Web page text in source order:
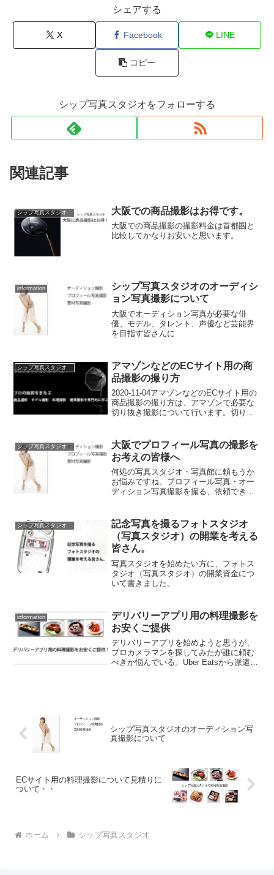
シェアする
X Facebook LINE
コピー
シップ写真スタジオをフォローする
関連記事
シップ写真スタジオ 大阪での商品撮影はお得です。
大阪での商品撮影の撮影料金は首都圏と
比較してかなりお安いと思います。
information
シップ写真スタジオのオーディシ
ョン写真撮影について
大阪でオーディション写真が必要な俳
優、モデル、タレント、声優など芸能界
を目指す皆さんに
シップ写真スタジオ
アマゾンなどのECサイト用の商
品撮影の撮り方
2020-11-04アマゾンなどのECサイト用の
商品撮影の撮り方は、アマゾンで必要な
切り抜き撮影について行います。切り抜
商品だけ切り抜いて置いた時に1番美しく
見えるよ...
シップ写真スタジオ
大阪でプロフィール写真の撮影を
お考えの皆様へ
何処の写真スタジオ・写真館に頼もうか
お悩みですね。プロフィール写真・オー
ディション写真撮影を撮る、依頼できる
シップ写真スタジオ
記念写真を撮るフォトスタジオ
（写真スタジオ）の開業を考える
皆さん。
写真スタジオを始めたい方に、フォトス
タジオ（写真スタジオ）の開業資金につ
いて書きました。
information
デリバリーアプリ用の料理撮影を
お安くご提供
デリバリーアプリを始めようと思うが、
プロカメラマンを探してみたが誰に頼む
べきか悩んでいる。Uber Eatsから派遣さ
えたいと言うお客さんからの撮影依頼を
お安く、綺麗撮影し、注文が来る料理写
シップ写真スタジオのオーディション写
真撮影について
ECサイト用の料理撮影について見積りに
ついて・・
ホーム シップ写真スタジオ